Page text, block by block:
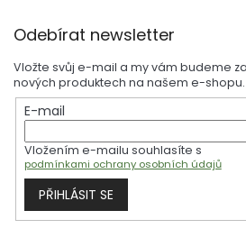
Odebírat newsletter
Vložte svůj e-mail a my vám budeme
nových produktech na našem e-shopu.
E-mail
Vložením e-mailu souhlasíte s
podmínkami ochrany osobních údajů
PŘIHLÁSIT SE